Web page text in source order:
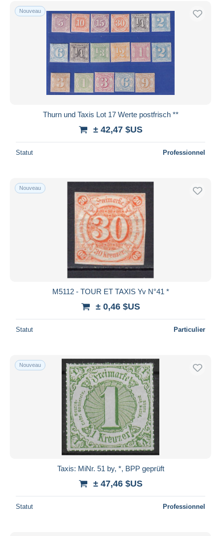
Uniquement en réduction
Livraison gratuite
Méthodes de paiement
PayPal
Virement bancaire
Visa
Mastercard
iDeal
Maestro
Monde entier
Appliquer
Nouveau
Thurn und Taxis Lot 17 Werte postfrisch **
± 42,47 $US
Statut Professionnel
Nouveau
M5112 - TOUR ET TAXIS Yv N°41 *
± 0,46 $US
Statut Particulier
Nouveau
Taxis: MiNr. 51 by, *, BPP geprüft
± 47,46 $US
Statut Professionnel